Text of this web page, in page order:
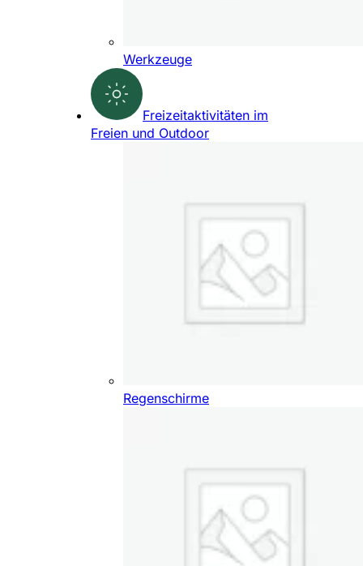
Werkzeuge
Freizeitaktivitäten im
Freien und Outdoor
Regenschirme